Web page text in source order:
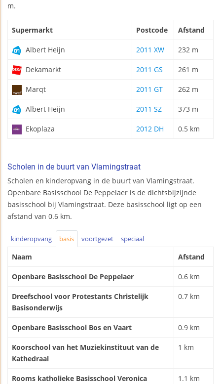
m.
Supermarkt Postcode Afstand
Albert Heijn 2011 XW 232 m
Dekamarkt 2011 GS 261 m
Marqt 2011 GT 262 m
Albert Heijn 2011 SZ 373 m
Ekoplaza 2012 DH 0.5 km
Scholen in de buurt van Vlamingstraat
Scholen en kinderopvang in de buurt van Vlamingstraat.
Openbare Basisschool De Peppelaer is de dichtsbijzijnde
basisschool bij Vlamingstraat. Deze basisschool ligt op een
afstand van 0.6 km.
kinderopvang basis voortgezet speciaal
Naam Afstand
Openbare Basisschool De Peppelaer 0.6 km
Dreefschool voor Protestants Christelijk
Basisonderwijs
0.7 km
Openbare Basisschool Bos en Vaart 0.9 km
Koorschool van het Muziekinstituut van de
Kathedraal
1 km
Rooms katholieke Basisschool Veronica 1.1 km